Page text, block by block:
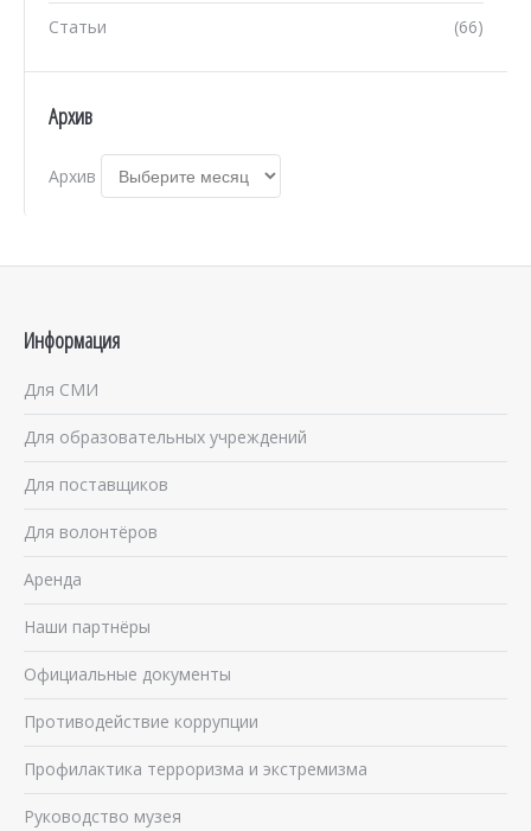
(66)
Статьи
Архив
Архив
Информация
Для СМИ
Для образовательных учреждений
Для поставщиков
Для волонтёров
Аренда
Наши партнёры
Официальные документы
Противодействие коррупции
Профилактика терроризма и экстремизма
Руководство музея